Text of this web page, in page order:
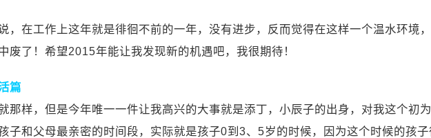
，在工作上这年就是徘徊不前的一年，没有进步，反而觉得在这样一个温水环境
废了！希望2015年能让我发现新的机遇吧，我很期待！
篇
那样，但是今年唯一一件让我高兴的大事就是添丁，小辰子的出身，对我这个初
子和父母最亲密的时间段，实际就是孩子0到3、5岁的时候，因为这个时候的孩